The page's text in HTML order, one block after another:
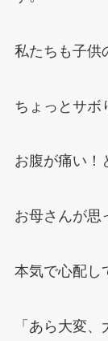
私たちも子供
ちょっとサボ
お腹が痛い！
お母さんが思
本気で心配し
「あら大変、